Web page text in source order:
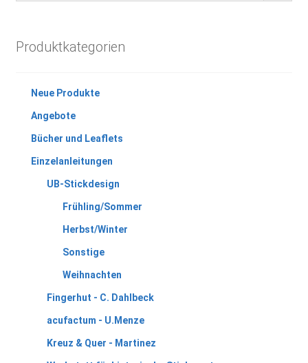
Produktkategorien
Neue Produkte
Angebote
Bücher und Leaflets
Einzelanleitungen
UB-Stickdesign
Frühling/Sommer
Herbst/Winter
Sonstige
Weihnachten
Fingerhut - C. Dahlbeck
acufactum - U.Menze
Kreuz & Quer - Martinez